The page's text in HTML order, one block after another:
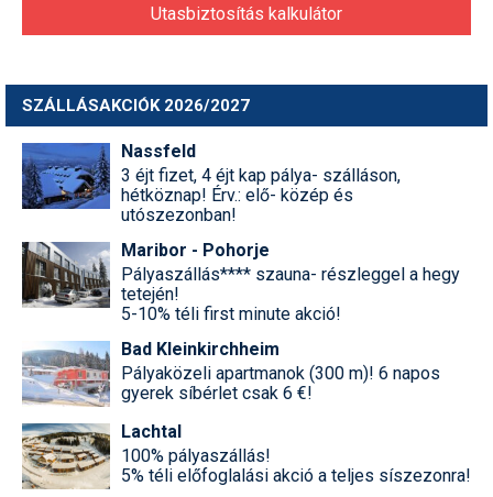
Utasbiztosítás kalkulátor
SZÁLLÁSAKCIÓK 2026/2027
Nassfeld
3 éjt fizet, 4 éjt kap pálya- szálláson,
hétköznap! Érv.: elő- közép és
utószezonban!
Maribor - Pohorje
Pályaszállás**** szauna- részleggel a hegy
tetején!
5-10% téli first minute akció!
Bad Kleinkirchheim
Pályaközeli apartmanok (300 m)! 6 napos
gyerek síbérlet csak 6 €!
Lachtal
100% pályaszállás!
5% téli előfoglalási akció a teljes síszezonra!